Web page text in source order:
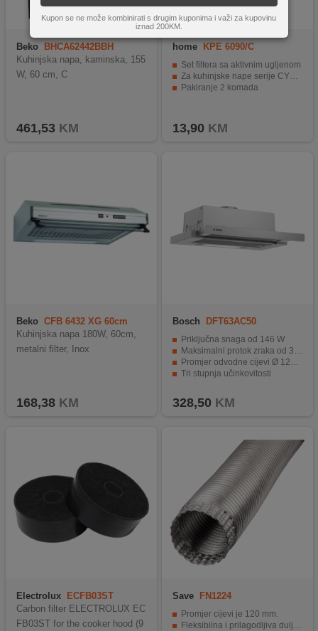
Kupon se ne može kombinirati s drugim kuponima i važi za kupovinu
iznad 200KM.
Beko
BHCA62442BBH
Kuhinjska napa, kaminska, 155
W, 60 cm, C
461,53KM
home KPE 6090/C
Set filtera sa aktivnim ugljenom
Za kuhinjske nape serije CYCLONE
Pakiranje 2 komada
13,90 KM
Beko CFB 6432 XG 60cm
Kuhinjska napa 180W, 60cm,
metalni filter, Inox
168,38KM
Bosch DFT63AC50
Priključna snaga od 146 W
Maksimalni protok zraka od 368 m³/h
Promjer odvodne cijevi Ø 120 mm
Tri stupnja učinkovitosti
328,50 KM
Electrolux
ECFB03ST
Carbon filter ELECTROLUX EC
FB03ST for the cooker hood (9
Save FN1224
Promjer cijevi je 120 mm.
Fleksibilna i prilagodljiva duljina do 3 metra.